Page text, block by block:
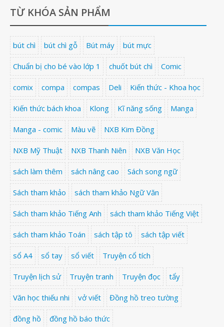
TỪ KHÓA SẢN PHẨM
bút chì bút chì gỗ Bút máy bút mực
Chuẩn bị cho bé vào lớp 1 chuốt bút chì Comic
comix compa compas Deli Kiến thức - Khoa học
Kiến thức bách khoa Klong Kĩ năng sống Manga
Manga - comic Màu vẽ NXB Kim Đồng
NXB Mỹ Thuật NXB Thanh Niên NXB Văn Học
sách làm thêm sách nâng cao Sách song ngữ
Sách tham khảo sách tham khảo Ngữ Văn
Sách tham khảo Tiếng Anh sách tham khảo Tiếng Việt
sách tham khảo Toán sách tập tô sách tập viết
sổ A4 sổ tay sổ viết Truyện cổ tích
Truyện lịch sử Truyện tranh Truyện đọc tẩy
Văn học thiếu nhi vở viết Đồng hồ treo tường
đồng hồ đồng hồ báo thức